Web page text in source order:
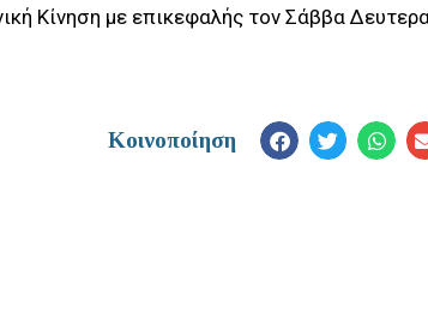
Κίνηση με επικεφαλής τον Σάββα
Κοινοποίηση